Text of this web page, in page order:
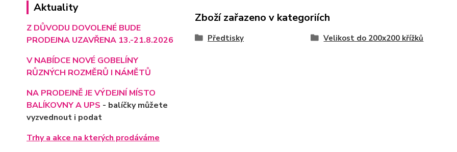
Aktuality
Z DŮVODU DOVOLENÉ BUDE
PRODEJNA UZAVŘENA 13.-21.8.2026
V NABÍDCE NOVÉ GOBELÍNY
RŮZNÝCH ROZMĚRŮ I NÁMĚTŮ
NA PRODEJNĚ JE VÝDEJNÍ MÍSTO
BALÍKOVNY A UPS - balíčky můžete
vyzvednout i podat
Trhy a akce na kterých prodáváme
Zboží zařazeno v kategoriích
Předtisky Velikost do 200x200 křížků